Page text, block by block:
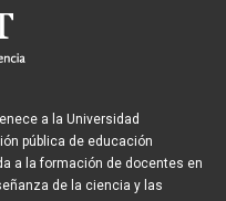
a la Universidad
pública de educación
a la formación de docentes en
de la ciencia y las